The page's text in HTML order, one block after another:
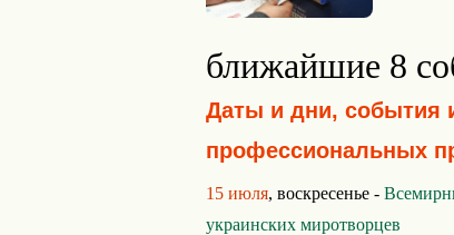
ближайшие 8
Даты и дни, события
профессиональных
15 июля, воскресенье -
украинских миротворцев